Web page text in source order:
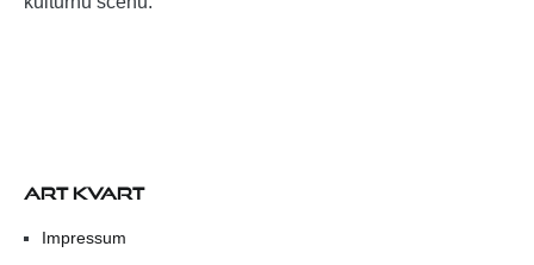
ART KVART
Impressum